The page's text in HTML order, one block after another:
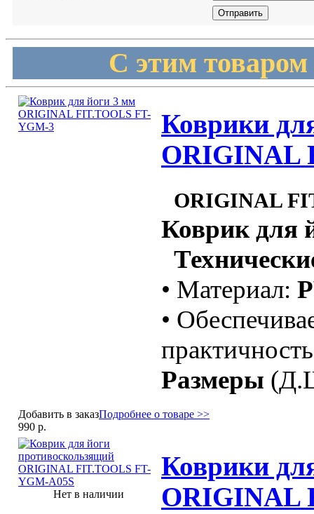
С этим
Коврики
ORIGINAL
ORIGINAL
Коврик для
• Материал:
•
Размеры
Добавить в заказПодробнее о товаре >>
990 р.
Нет в наличии
Коврики
ORIGINAL